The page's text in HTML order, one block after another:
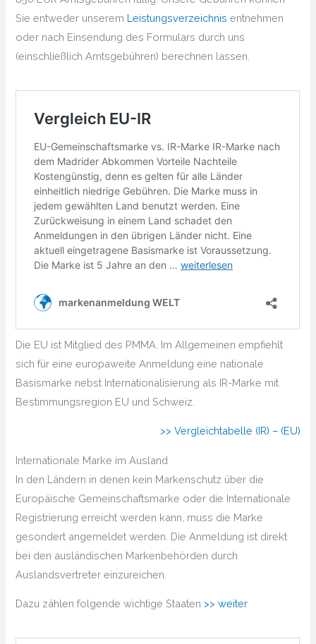
Sie entweder unserem Leistungsverzeichnis entnehmen
oder nach Einsendung des Formulars durch uns
(einschließlich Amtsgebühren) berechnen lassen.
Die EU ist Mitglied des PMMA. Im Allgemeinen empfiehlt
sich für eine europaweite Anmeldung eine nationale
Basismarke nebst Internationalisierung als IR-Marke mit
Bestimmungsregion EU und Schweiz.
>> Vergleichtabelle (IR) – (EU)
Internationale Marke im Ausland
In den Ländern in denen kein Markenschutz über die
Europäische Gemeinschaftsmarke oder die Internationale
Registrierung erreicht werden kann, muss die Marke
gesondert angemeldet werden. Die Anmeldung ist direkt
bei den ausländischen Markenbehörden durch
Auslandsvertreter einzureichen.
Dazu zählen folgende wichtige Staaten >> weiter